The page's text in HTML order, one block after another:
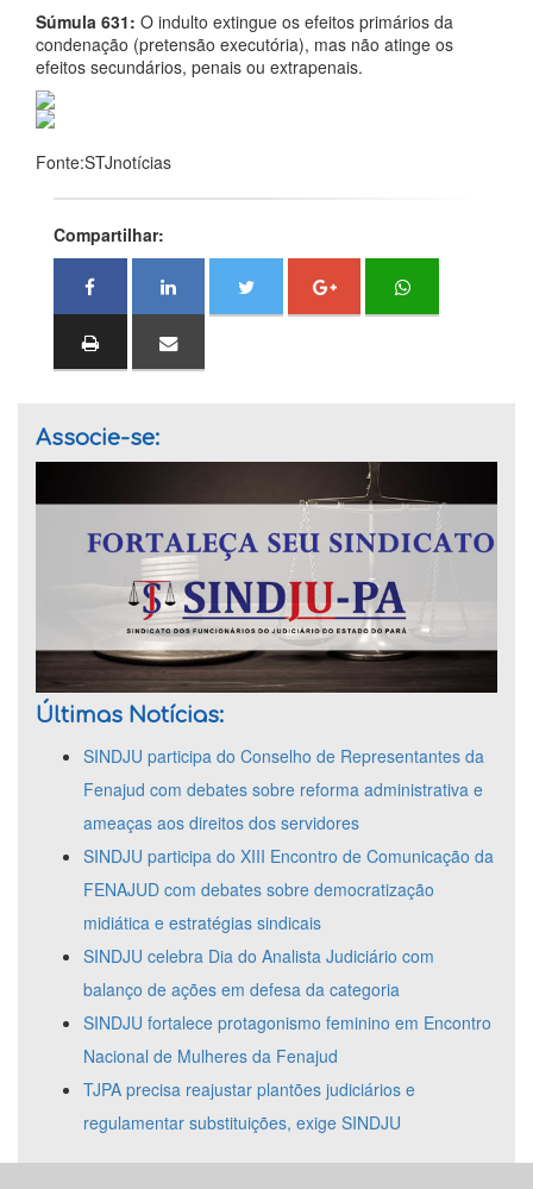
Súmula 631: O indulto extingue os efeitos primários da
condenação (pretensão executória), mas não atinge os
efeitos secundários, penais ou extrapenais.
Fonte:STJnotícias
Compartilhar:
Associe-se:
Últimas Notícias:
SINDJU participa do Conselho de Representantes da
Fenajud com debates sobre reforma administrativa e
ameaças aos direitos dos servidores
SINDJU participa do XIII Encontro de Comunicação da
FENAJUD com debates sobre democratização
midiática e estratégias sindicais
SINDJU celebra Dia do Analista Judiciário com
balanço de ações em defesa da categoria
SINDJU fortalece protagonismo feminino em Encontro
Nacional de Mulheres da Fenajud
TJPA precisa reajustar plantões judiciários e
regulamentar substituições, exige SINDJU